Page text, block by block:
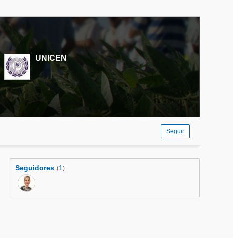
UNICEN
Seguir
Seguidores (1)